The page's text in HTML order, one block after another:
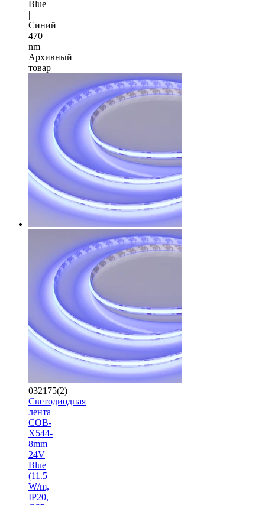
Blue
|
Синий
470
nm
Архивный
товар
032175(2)
Светодиодная
лента
COB-
X544-
8mm
24V
Blue
(11.5
W/m,
IP20,